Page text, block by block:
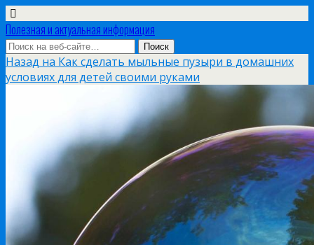
Полезная и актуальная информация
Назад на Как сделать мыльные пузыри в домашних
условиях для детей своими руками